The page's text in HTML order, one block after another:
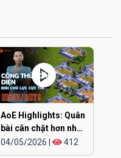
AoE Highlights: Quân
bài cân chặt hơn nhau
ở đúng cái đầu
04/05/2026 412